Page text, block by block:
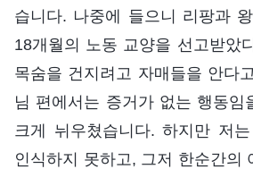
습니다. 나중에 들으니 리팡과
18개월의 노동 교양을 선고받았
목숨을 건지려고 자매들을 안다
님 편에서는 증거가 없는 행동임
크게 뉘우쳤습니다. 하지만 저
인식하지 못하고, 그저 한순간의